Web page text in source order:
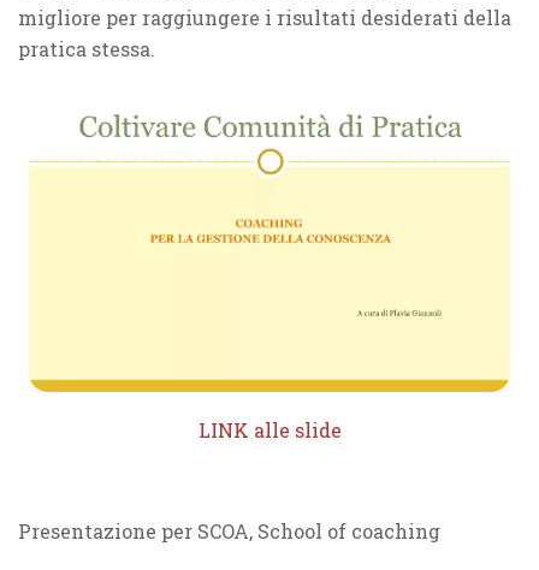
migliore per raggiungere i risultati desiderati della
pratica stessa.
LINK alle slide
Presentazione per SCOA, School of coaching